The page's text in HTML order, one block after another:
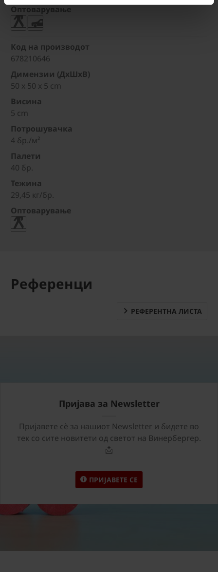
Оптоварување
Код на производот
678210646
Димензии (ДxШxВ)
50 x 50 x 5 cm
Висина
5 cm
Потрошувачка
4 бр./м²
Палети
40 бр.
Тежина
29,45 кг/бр.
Оптоварување
Референци
РЕФЕРЕНТНА ЛИСТА
Пријава за Newsletter
Пријавете сѐ за нашиот Newsletter и бидете во
тек со сите новитети од светот на Винербергер.
📩
ПРИЈАВЕТЕ СЕ